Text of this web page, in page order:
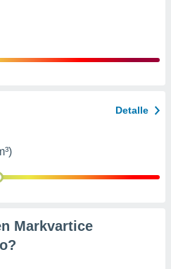
Detalle
Markvartice
?